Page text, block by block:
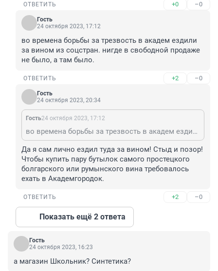
ОТВЕТИТЬ +0 –0
Гость
24 октября 2023, 17:12
во времена борьбы за трезвость в академ ездили
за вином из соцстран. нигде в свободной продаже
не было, а там было.
ОТВЕТИТЬ +2 –0
Гость
24 октября 2023, 20:34
Гость24 октября 2023, 17:12
во времена борьбы за трезвость в академ ездили за вином из соцстран. нигде в свободной продаже не было, а там было.
Да я сам лично ездил туда за вином! Стыд и позор!
Чтобы купить пару бутылок самого простецкого
болгарского или румынского вина требовалось
ехать в Академгородок.
ОТВЕТИТЬ +2 –0
Показать ещё 2 ответа
Гость
24 октября 2023, 16:23
а магазин Школьник? Синтетика?